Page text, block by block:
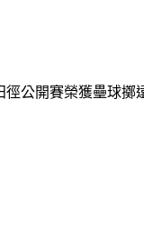
公開賽榮獲壘球擲